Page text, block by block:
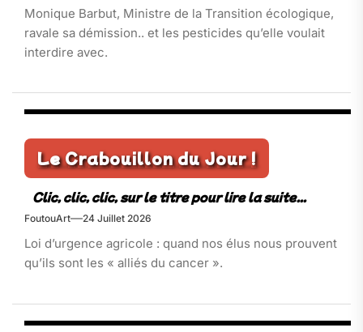
Monique Barbut, Ministre de la Transition écologique,
ravale sa démission.. et les pesticides qu’elle voulait
interdire avec.
Le Crabouillon du Jour !
FoutouArt 24 Juillet 2026
Loi d’urgence agricole : quand nos élus nous prouvent
qu’ils sont les « alliés du cancer ».